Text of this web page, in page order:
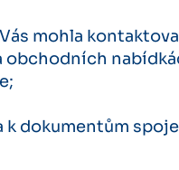
mohla
dokumentům